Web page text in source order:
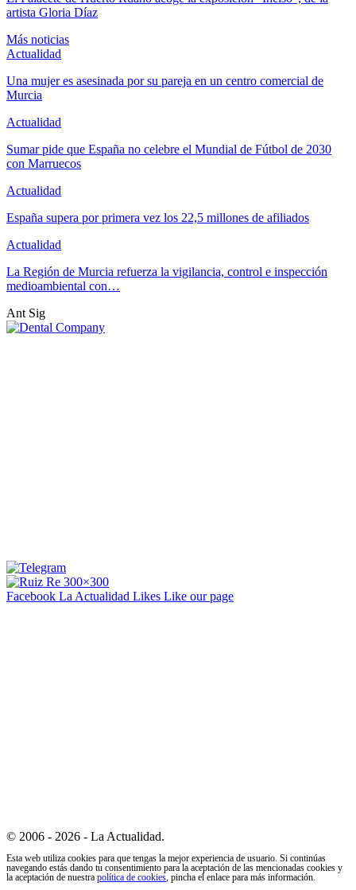
artista Gloria Díaz
Más noticias
Actualidad
Una mujer es asesinada por su pareja en un centro comercial de
Murcia
Actualidad
Sumar pide que España no celebre el Mundial de Fútbol de 2030
con Marruecos
Actualidad
España supera por primera vez los 22,5 millones de afiliados
Actualidad
La Región de Murcia refuerza la vigilancia, control e inspección
medioambiental con…
Ant Sig
Facebook La Actualidad Likes Like our page
© 2006 - 2026 - La Actualidad.
Esta web utiliza cookies para que tengas la mejor experiencia de usuario. Si continúas
navegando estás dando tu consentimiento para la aceptación de las mencionadas cookies y
la aceptación de nuestra política de cookies, pincha el enlace para más información.